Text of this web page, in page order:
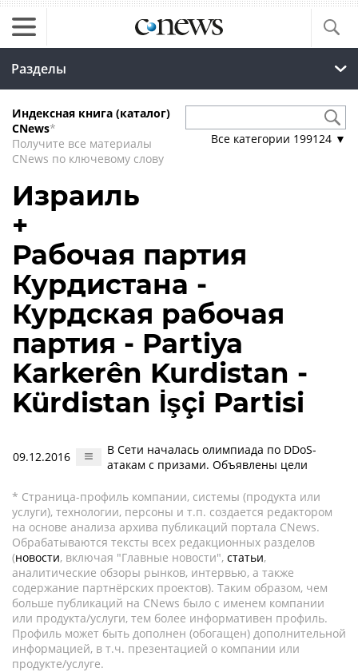
Разделы
Индексная книга (каталог)
CNews*
Получите все материалы
CNews по ключевому слову
Все категории 199124 ▼
Израиль
+
Рабочая партия
Курдистана -
Курдская рабочая
партия - Partiya
Karkerên Kurdistan -
Kürdistan İşçi Partisi
09.12.2016
В Сети началась олимпиада по DDoS-
атакам с призами. Объявлены цели
* Страница-профиль компании, системы (продукта или
услуги), технологии, персоны и т.п. создается редактором
на основе анализа архива публикаций портала CNews.
Обрабатываются тексты всех редакционных разделов
(новости, включая "Главные новости", статьи,
аналитические обзоры рынков, интервью, а также
содержание партнёрских проектов). Таким образом, чем
больше публикаций на CNews было с именем компании
или продукта/услуги, тем более информативен профиль.
Профиль может быть дополнен (обогащен) дополнительной
информацией, в т.ч. презентацией о компании или
продукте/услуге.